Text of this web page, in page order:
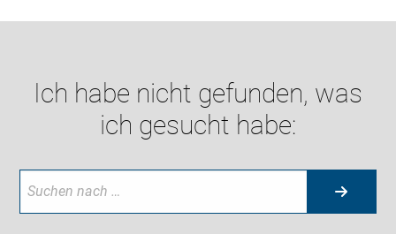
Ich habe nicht gefunden, was
ich gesucht habe: